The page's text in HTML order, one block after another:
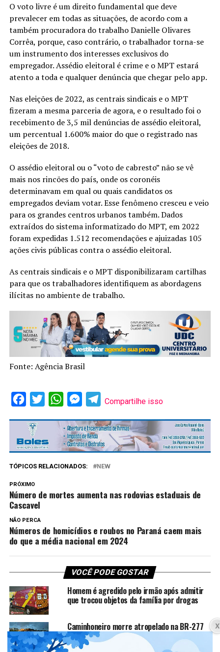
O voto livre é um direito fundamental que deve
prevalecer em todas as situações, de acordo com a
também procuradora do trabalho Danielle Olivares
Corrêa, porque, caso contrário, o trabalhador torna-se
um instrumento dos interesses exclusivos do
empregador. Assédio eleitoral é crime e o MPT estará
atento a toda e qualquer denúncia que chegar pelo app.
Nas eleições de 2022, as centrais sindicais e o MPT
fizeram a mesma parceria de agora, e o resultado foi o
recebimento de 3,5 mil denúncias de assédio eleitoral,
um percentual 1.600% maior do que o registrado nas
eleições de 2018.
O assédio eleitoral ou o “voto de cabresto” não se vê
mais nos rincões do país, onde os coronéis
determinavam em qual ou quais candidatos os
empregados deviam votar. Esse fenômeno cresceu e veio
para os grandes centros urbanos também. Dados
extraídos do sistema informatizado do MPT, em 2022
foram expedidas 1.512 recomendações e ajuizadas 105
ações civis públicas contra o assédio eleitoral.
As centrais sindicais e o MPT disponibilizaram cartilhas
para que os trabalhadores identifiquem as abordagens
ilícitas no ambiente de trabalho.
Fonte: Agência Brasil
Facebook
Twitter WhatsAppMessenger
Telegram
Compartilhe isso
TÓPICOS RELACIONADOS: NEW
PRÓXIMO
Número de mortes aumenta nas rodovias estaduais de
Cascavel
NÃO PERCA
Números de homicídios e roubos no Paraná caem mais
do que a média nacional em 2024
VOCÊ PODE GOSTAR
Homem é agredido pelo irmão após admitir
que trocou objetos da família por drogas
Caminhoneiro morre atropelado na BR-277